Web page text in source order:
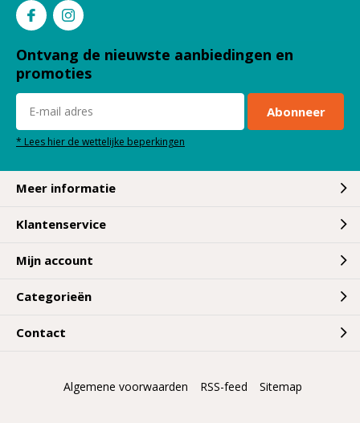
Ontvang de nieuwste aanbiedingen en
promoties
Abonneer
* Lees hier de wettelijke beperkingen
Meer informatie
Klantenservice
Mijn account
Categorieën
Contact
Algemene voorwaarden RSS-feed Sitemap